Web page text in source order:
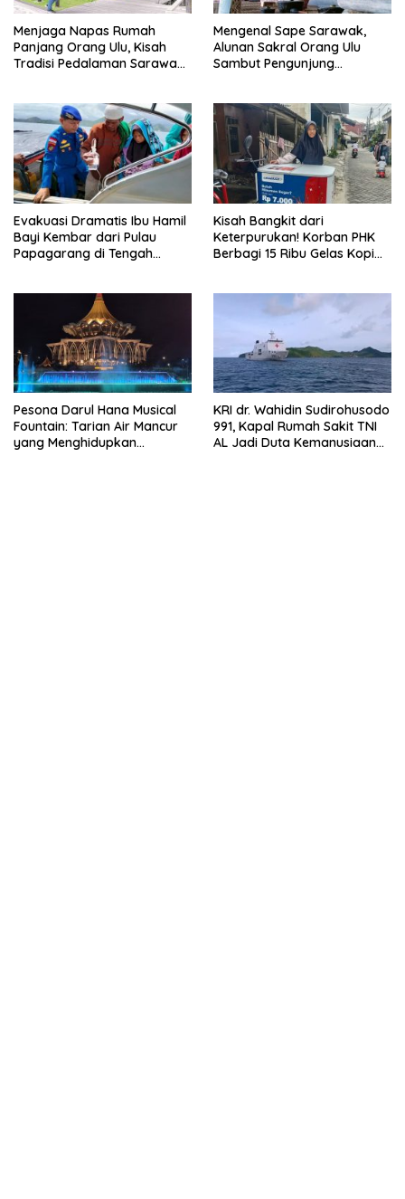
Menjaga Napas Rumah
Panjang Orang Ulu, Kisah
Tradisi Pedalaman Sarawak
Mengenal Sape Sarawak,
Alunan Sakral Orang Ulu
Sambut Pengunjung
Evakuasi Dramatis Ibu Hamil
Bayi Kembar dari Pulau
Papagarang di Tengah
Kisah Bangkit dari
Keterpurukan! Korban PHK
Berbagi 15 Ribu Gelas Kopi
Pesona Darul Hana Musical
Fountain: Tarian Air Mancur
yang Menghidupkan
KRI dr. Wahidin Sudirohusodo
991, Kapal Rumah Sakit TNI
AL Jadi Duta Kemanusiaan